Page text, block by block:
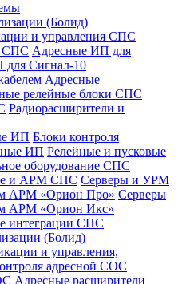
(Болид)
и управления СПС
СПС Адресные ИП для
Сигнал-10
Адресные
релейные блоки СПС
Радиорасширители и
ИП Блоки контроля
ИП Релейные и пусковые
оборудование СПС
и АРМ СПС Серверы и УРМ
АРМ «Орион Про» Серверы
АРМ «Орион Икс»
интеграции СПС
(Болид)
и управления,
адресной СОС
Адресные расширители